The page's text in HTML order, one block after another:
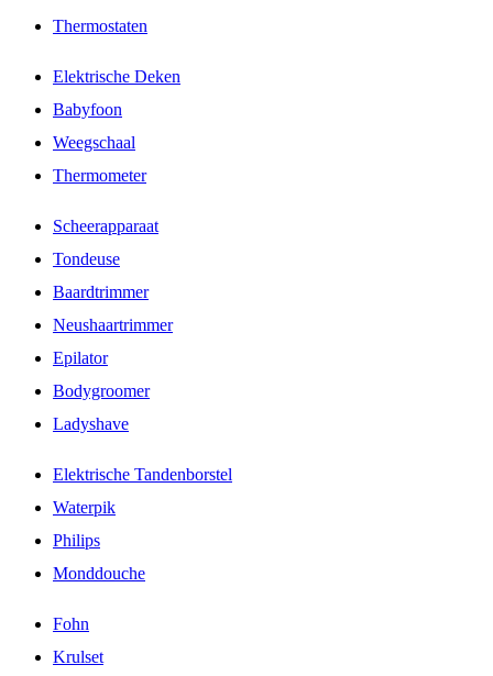
Thermostaten
Elektrische Deken
Babyfoon
Weegschaal
Thermometer
Scheerapparaat
Tondeuse
Baardtrimmer
Neushaartrimmer
Epilator
Bodygroomer
Ladyshave
Elektrische Tandenborstel
Waterpik
Philips
Monddouche
Fohn
Krulset